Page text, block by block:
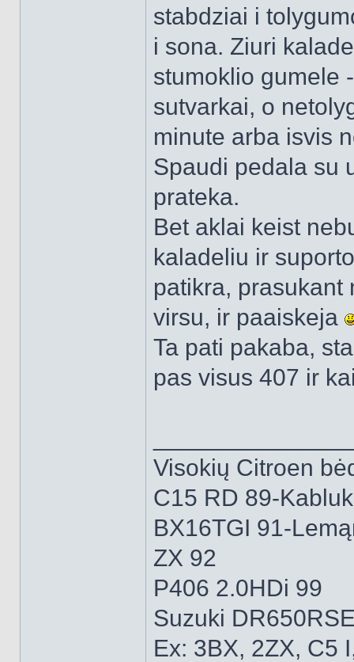
stabdziai i
i sona. Ziuri
stumoklio gumele
sutvarkai, o
minute arba isvis
Spaudi pedala su
prateka.
Bet aklai keist
kaladeliu ir
patikra, prasukant
virsu, ir paaiskeja
Ta pati pakaba,
pas visus 407 ir
Visokių Citroen
C15 RD 89-
BX16TGI 91-
ZX 92
P406 2.0HDi 99
Suzuki
Ex: 3BX, 2ZX, C5